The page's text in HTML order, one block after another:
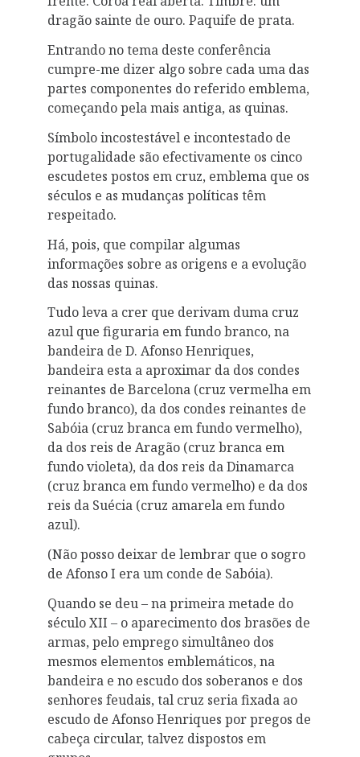
dragão sainte de ouro. Paquife de prata.
Entrando no tema deste conferência
cumpre-me dizer algo sobre cada uma das
partes componentes do referido emblema,
começando pela mais antiga, as quinas.
Símbolo incostestável e incontestado de
portugalidade são efectivamente os cinco
escudetes postos em cruz, emblema que os
séculos e as mudanças políticas têm
respeitado.
Há, pois, que compilar algumas
informações sobre as origens e a evolução
das nossas quinas.
Tudo leva a crer que derivam duma cruz
azul que figuraria em fundo branco, na
bandeira de D. Afonso Henriques,
bandeira esta a aproximar da dos condes
reinantes de Barcelona (cruz vermelha em
fundo branco), da dos condes reinantes de
Sabóia (cruz branca em fundo vermelho),
da dos reis de Aragão (cruz branca em
fundo violeta), da dos reis da Dinamarca
(cruz branca em fundo vermelho) e da dos
reis da Suécia (cruz amarela em fundo
azul).
(Não posso deixar de lembrar que o sogro
de Afonso I era um conde de Sabóia).
Quando se deu – na primeira metade do
século XII – o aparecimento dos brasões de
armas, pelo emprego simultâneo dos
mesmos elementos emblemáticos, na
bandeira e no escudo dos soberanos e dos
senhores feudais, tal cruz seria fixada ao
escudo de Afonso Henriques por pregos de
cabeça circular, talvez dispostos em